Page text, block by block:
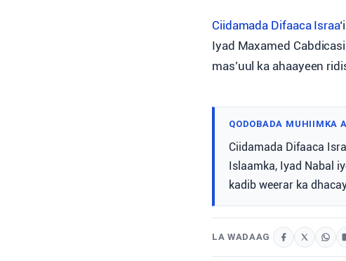
Ciidamada Difaaca Israa
Iyad Maxamed
mas’uul ka ahaayeen
QODOBADA MUHIIMKA
Ciidamada Difaaca
Islaamka, Iyad Nabal
kadib weerar ka
LA WADAAG